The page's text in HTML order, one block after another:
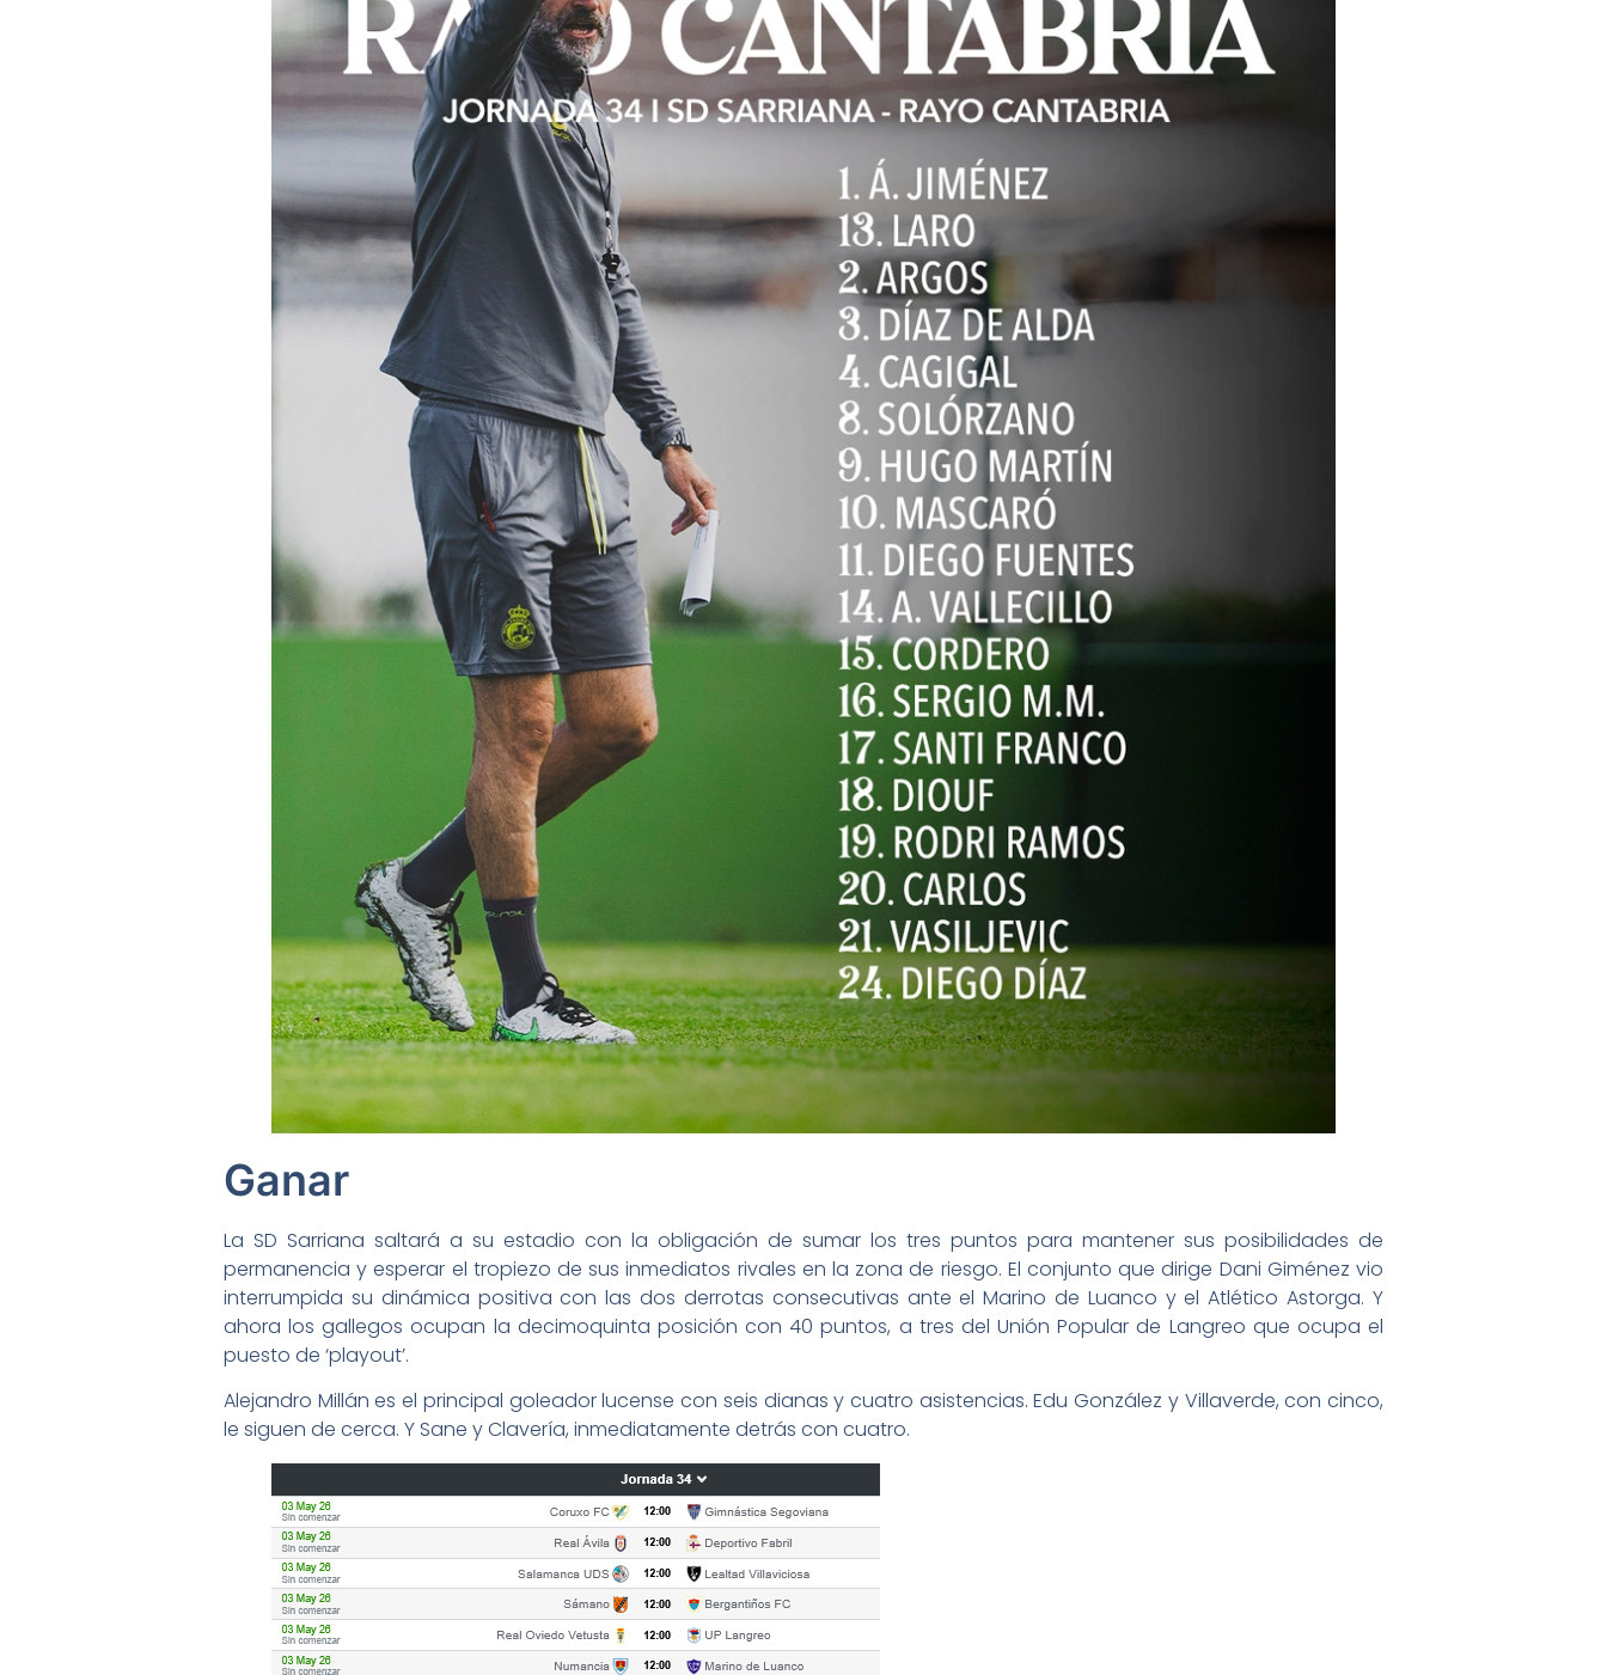
Ganar
La SD Sarriana saltará a su estadio con la obligación de sumar los tres puntos para mantener sus posibilidades de
permanencia y esperar el tropiezo de sus inmediatos rivales en la zona de riesgo. El conjunto que dirige Dani Giménez vio
interrumpida su dinámica positiva con las dos derrotas consecutivas ante el Marino de Luanco y el Atlético Astorga. Y
ahora los gallegos ocupan la decimoquinta posición con 40 puntos, a tres del Unión Popular de Langreo que ocupa el
puesto de ‘playout’.
Alejandro Millán es el principal goleador lucense con seis dianas y cuatro asistencias. Edu González y Villaverde, con cinco,
le siguen de cerca. Y Sane y Clavería, inmediatamente detrás con cuatro.